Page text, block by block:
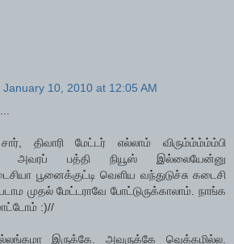
January 10, 2010 at 12:05 AM
திவாரி மேட்டர் எல்லாம் விரும்ம்ம்ம்ம்பி
அவரப் பத்தி நியூஸ் இல்லையேன்னு
பூனைக்குட்டி வெளிய வந்துடுச்சு கடைசி
முதல் மேட்டராவே போட்டுருக்காலாம். நாங்க
:)//
இருக்கே. அவருக்கே வெக்கமில்ல.